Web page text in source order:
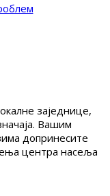
заједнице,
Вашим
допринесите
центра насеља